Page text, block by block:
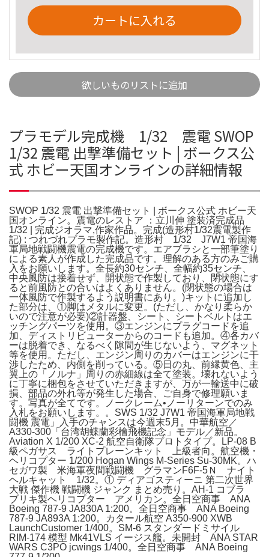
カートに入れる
欲しいものリストに追加
プラモデル完成機 1/32 震電 SWOP
1/32 震電 出撃準備セット | ボークス公
式 ホビー天国オンラインの詳細情報
SWOP 1/32 震電 出撃準備セット | ボークス公式 ホビー天
国オンライン。震電のレストア ：立川伸 塗装済完成品
1/32 | 完成ジオラマ,作家作品。完成(造形村1/32震電製作
記) : つれづれプラモ製作記。造形村 1/32 J7W1 帝国海
軍局地戦闘機震電の完成機です。エアブラシと一部筆塗り
による素人が作成した完成品です。理解のある方のみご購
入をお願いします。全長約30センチ、全幅約35センチ、
中央風防は接着せず、開状態で作製しており、閉状態にす
ると前風防との合いはよくありません。(閉状態の場合は
一体風防で作製するよう説明書にあり。)キットに追加し
た部分は、①脚はメタルに変更。(ただし、かなり柔らか
いので注意が必要)②計器盤、シート、シートベルトはエ
ッチングパーツを使用。③エンジンにプラグコードを追
加、ディストリビューターからのコードも追加。④各カバ
ーは脱着でき、なるべく隙間が生じないよう、マグネット
等を使用。ただし、エンジン周りのカバーはエンジンに干
渉したため、内側を削っている。⑤日の丸、前縁黄色、主
翼上の「ノルナ」周りの赤細線は全て塗装。壊れないよう
に丁寧に梱包をさせていただきますが、万が一輸送中に破
損、部品の外れ等が発生した場合、ご自身で修理願いま
す。写真が全てです。ノークレーム•ノーリターンでのみ
入札をお願いします。。SWS 1/32 J7W1 帝国海軍局地戦
闘機 震電」入手のチャンスは今週末5月。中華航空／
A330-300「台湾胡蝶蘭彩檜飛機記念」モデル／新品。
Aviation X 1/200 XC-2 航空自衛隊プロトタイプ。LP-08 B
級ペガサス ライトプレーンキット 上級者向。航空機・
ヘリコプター 1/200 Hogan Wings M-Series Su-30MK。ハ
セガワ製 米海軍夜間戦闘機 グラマンF6F-5Ｎ ナイト
ヘルキャット 1/32。① ディアゴスティーニ 第二次世界
大戦 傑作機 戦闘機 ジャンク まとめ売り。AH-1 コブラ
ブリキ製ヘリコプター アメリカン。全日空商事 ANA
Boeing 787-9 JA830A 1:200。全日空商事 ANA Boeing
787-9 JA893A 1:200。カタール航空 A350-900 XWB
LaunchCustomer 1/400。SM-6 スタンダードミサイル
RIM-174 模型 Mk41VLS イージス艦。未開封 ANA STAR
WARS C3PO jcwings 1/400。全日空商事 ANA Boeing